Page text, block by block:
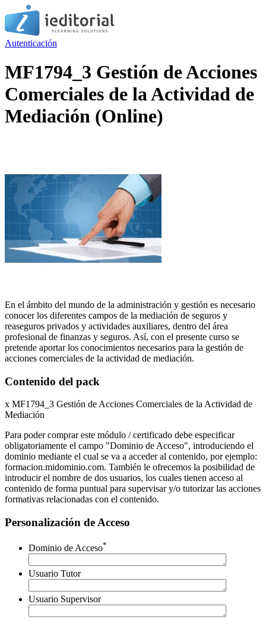
Autenticación
MF1794_3 Gestión de Acciones
Comerciales de la Actividad de
Mediación (Online)
En el ámbito del mundo de la administración y gestión es necesario
conocer los diferentes campos de la mediación de seguros y
reaseguros privados y actividades auxiliares, dentro del área
profesional de finanzas y seguros. Así, con el presente curso se
pretende aportar los conocimientos necesarios para la gestión de
acciones comerciales de la actividad de mediación.
Contenido del pack
x MF1794_3 Gestión de Acciones Comerciales de la Actividad de
Mediación
Para poder comprar este módulo / certificado debe especificar
obligatoriamente el campo "Dominio de Acceso", introduciendo el
dominio mediante el cual se va a acceder al contenido, por ejemplo:
formacion.midominio.com. También le ofrecemos la posibilidad de
introducir el nombre de dos usuarios, los cuales tienen acceso al
contenido de forma puntual para supervisar y/o tutorizar las acciones
formativas relacionadas con el contenido.
Personalización de Acceso
Dominio de Acceso*
Usuario Tutor
Usuario Supervisor